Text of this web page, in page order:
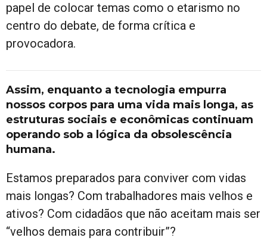
papel de colocar temas como o etarismo no
centro do debate, de forma crítica e
provocadora.
Assim, enquanto a tecnologia empurra
nossos corpos para uma vida mais longa, as
estruturas sociais e econômicas continuam
operando sob a lógica da obsolescência
humana.
Estamos preparados para conviver com vidas
mais longas? Com trabalhadores mais velhos e
ativos? Com cidadãos que não aceitam mais ser
“velhos demais para contribuir”?